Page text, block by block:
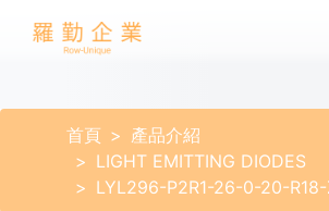
首頁
產品介紹
LIGHT EMITTING DIODES
LYL296-P2R1-26-0-20-